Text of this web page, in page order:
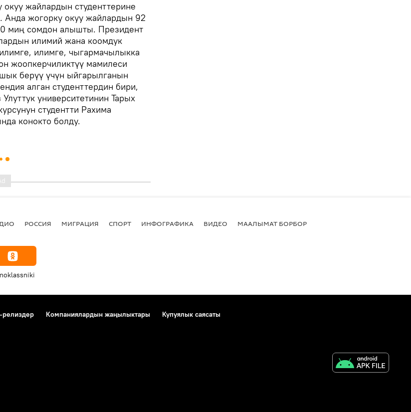
жайлардын студенттерине
Анда жогорку окуу жайлардын 92
миң сомдон алышты. Президент
илимий жана коомдук
илимге, чыгармачылыкка
жоопкерчиликтүү мамилеси
берүү үчүн ыйгарылганын
алган студенттердин бири,
университетинин Тарых
студентти Рахима
конокто болду.
РОССИЯ МИГРАЦИЯ СПОРТ ИНФОГРАФИКА ВИДЕО МААЛЫМАТ БОРБОР
релиздер Компаниялардын жаңылыктары
Купуялык саясаты